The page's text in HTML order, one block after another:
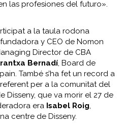
las profesiones del futuro».
a la taula rodona
y CEO de Nomon
Director de CBA
Bernadí, Board de
També s’ha fet un record a
per a la comunitat del
Disseny, que va morir el 27 de
era Isabel Roig,
centre de Disseny.